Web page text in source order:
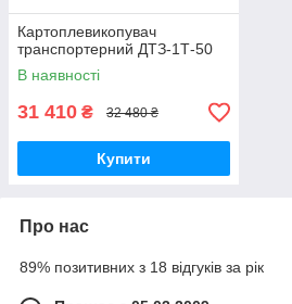
Картоплевикопувач
транспортерний ДТЗ-1Т-50
В наявності
31 410 ₴ 32 480 ₴
Купити
Про нас
89% позитивних з 18 відгуків за рік